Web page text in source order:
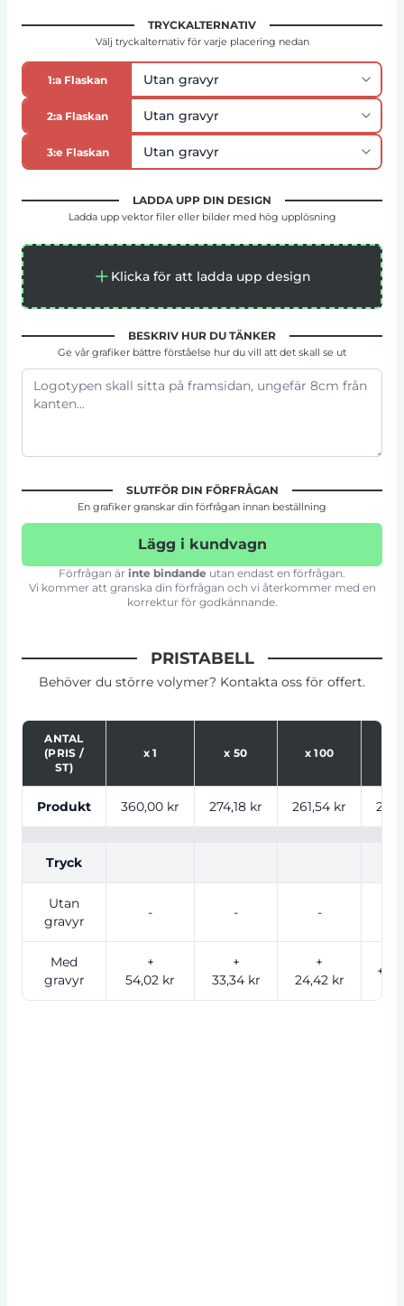
TRYCKALTERNATIV
Välj tryckalternativ för varje placering nedan
1:a Flaskan
2:a Flaskan
3:e Flaskan
LADDA UPP DIN DESIGN
Ladda upp vektor filer eller bilder med hög upplösning
Klicka för att ladda upp design
BESKRIV HUR DU TÄNKER
Ge vår grafiker bättre förståelse hur du vill att det skall se ut
SLUTFÖR DIN FÖRFRÅGAN
En grafiker granskar din förfrågan innan beställning
Lägg i kundvagn
Förfrågan är inte bindande utan endast en förfrågan.
Vi kommer att granska din förfrågan och vi återkommer med en
korrektur för godkännande.
PRISTABELL
Behöver du större volymer? Kontakta oss för offert.
ANTAL
(PRIS /
ST)
x1 x 50 x100
Produkt 360,00 kr 274,18 kr 261,54 kr
Tryck
Utan
gravyr
- - -
Med
gravyr
+
54,02 kr
+
33,34 kr
+
24,42 kr
+